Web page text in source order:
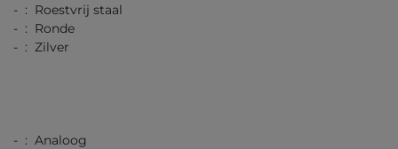
- : Roestvrij staal
- : Ronde
- : Zilver
- : Analoog